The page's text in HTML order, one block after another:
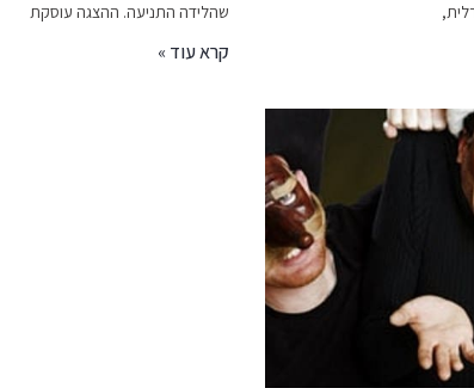
שהלידה התניעה. ההצגה עוסקת
קרא עוד »